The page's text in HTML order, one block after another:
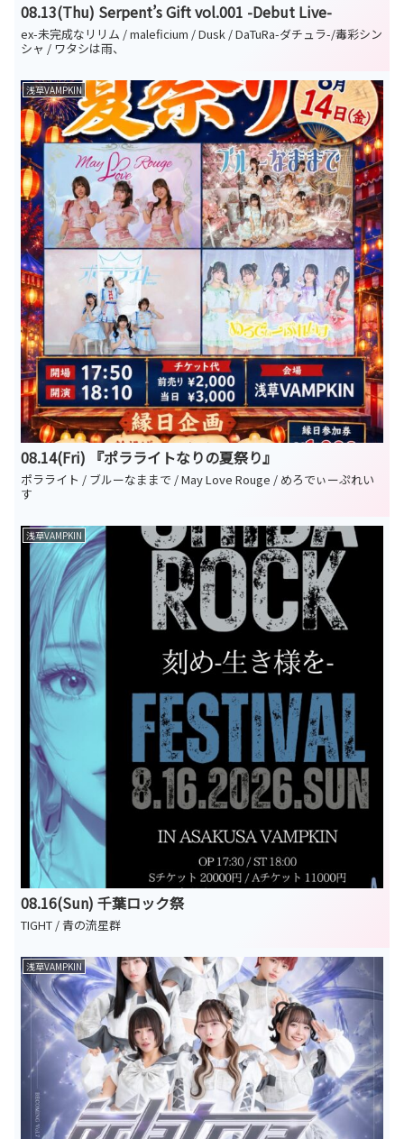
08.13(Thu) Serpent’s Gift vol.001 -Debut Live-
ex-未完成なリリム / maleficium / Dusk / DaTuRa-ダチュラ-/毒彩シン
シャ / ワタシは雨、
浅草VAMPKIN
08.14(Fri) 『ポラライトなりの夏祭り』
ポラライト / ブルーなままで / May Love Rouge / めろでぃーぷれい
す
浅草VAMPKIN
08.16(Sun) 千葉ロック祭
TIGHT / 青の流星群
浅草VAMPKIN